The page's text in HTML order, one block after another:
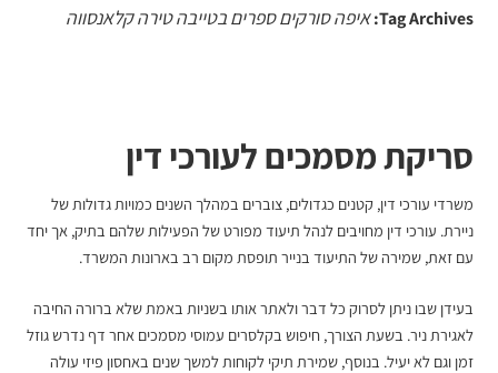
Tag Archives: איפה סורקים ספרים בטייבה טירה קלאנסווה
סריקת מסמכים לעורכי דין
משרדי עורכי דין, קטנים כגדולים, צוברים במהלך השנים כמויות גדולות של
ניירת. עורכי דין מחויבים לנהל תיעוד מפורט של הפעילות שלהם בתיק, אך יחד
עם זאת, שמירה של התיעוד בנייר תופסת מקום רב בארונות המשרד.
בעידן שבו ניתן לסרוק כל דבר ולאתר אותו בשניות באמת שלא ברורה החיבה
לאגירת ניר. בשעת הצורך, חיפוש בקלסרים עמוסי מסמכים אחר דף נדרש גוזל
זמן וגם לא יעיל. בנוסף, שמירת תיקי לקוחות למשך שנים באחסון פיזי עולה